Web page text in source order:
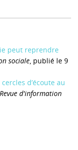
peut reprendre
sociale, publié le 9
cercles d’écoute au
Revue d'information